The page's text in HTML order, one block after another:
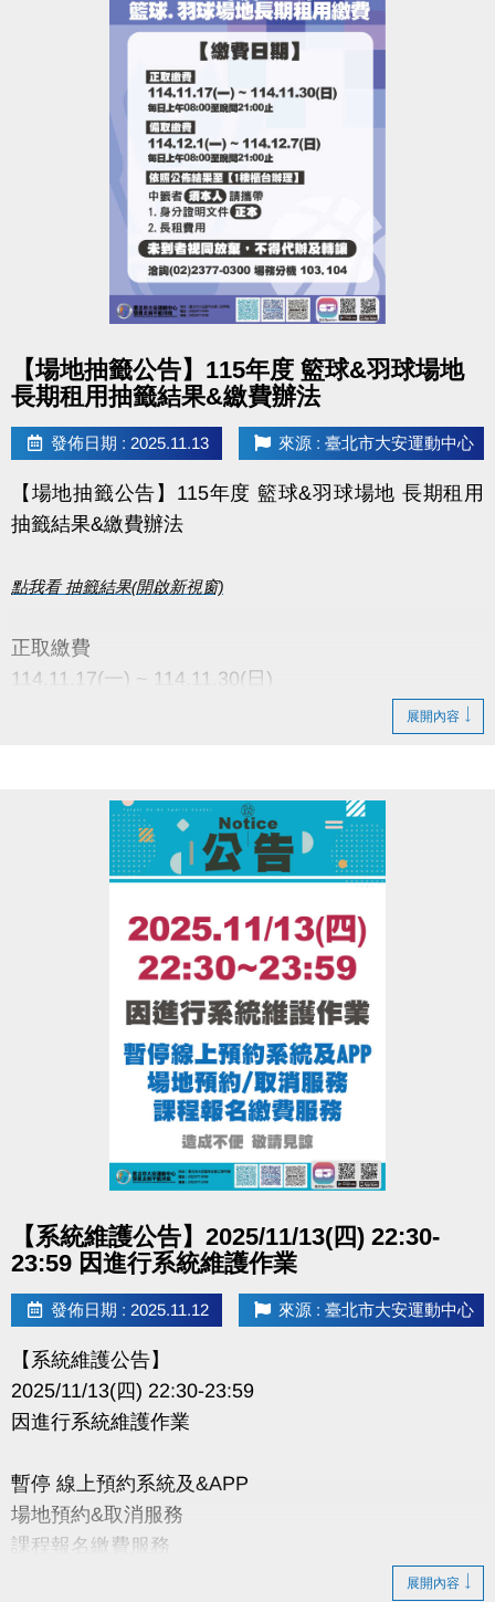
▪︎ ２梯(含)以上９折(限同一人一次現場報名)
▪︎ ２梯(含)以上９５折
▪︎ ３梯(含)以上９折
(限同一人一次現場報名)
◼︎「泳池營隊」優惠梯次須單獨計算，不可與其他營隊合併折扣。
◼︎「伊索教育科學運動營」優惠內容不適用上述中心方案，報名繳
費、退費辦法、優惠內容等問題，皆直接聯繫「伊索教育」。
報名方式：現場報名、網路報名、APP報名。
▪︎網路報名請點我(開啟新視窗)
APPLE 傳送門點我(另開新視窗)
google play 傳送門點我(另開新視窗)
●網路報名須要註冊小朋友的帳號，才可以報名喔！
【場地抽籤公告】115年度 籃球&羽球場地
長期租用抽籤結果&繳費辦法
發佈日期 : 2025.11.13 來源 : 臺北市大安運動中心
【場地抽籤公告】115年度 籃球&羽球場地 長期租用
抽籤結果&繳費辦法
點我看 抽籤結果(開啟新視窗)
正取繳費
114.11.17(一) ~ 114.11.30(日)
114.12.1(一) ~ 114.12.7(日)
每日上午08:00至晚間21:00止
中籤者 須本人 請攜帶
1.身分證明文件 正本
未到者視同放棄，不得代辦及轉讓
洽詢(02)2377-0300 場務分機 103.104
展開內容
【系統維護公告】2025/11/13(四) 22:30-
23:59 因進行系統維護作業
發佈日期 : 2025.11.12 來源 : 臺北市大安運動中心
【系統維護公告】
2025/11/13(四) 22:30-23:59
因進行系統維護作業
暫停 線上預約系統及&APP
場地預約&取消服務
課程報名繳費服務
展開內容